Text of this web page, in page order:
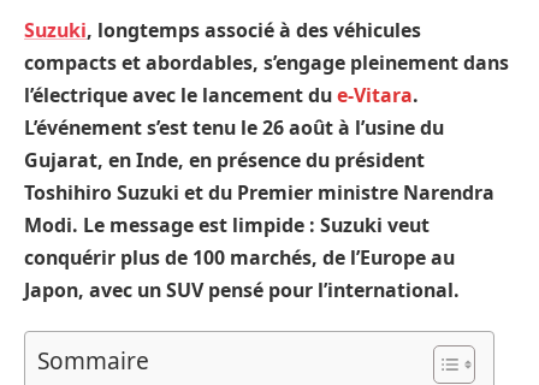
Suzuki, longtemps associé à des véhicules
compacts et abordables, s’engage pleinement dans
l’électrique avec le lancement due-Vitara.
L’événement s’est tenu le 26 août à l’usine du
Gujarat, en Inde, en présence du président
Toshihiro Suzuki et du Premier ministre Narendra
Modi. Le message est limpide : Suzuki veut
conquérir plus de 100 marchés, de l’Europe au
Japon, avec un SUV pensé pour l’international.
Sommaire